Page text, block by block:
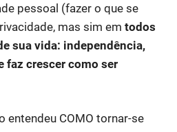
pessoal (fazer o que se
mas sim em todos
sua vida: independência,
faz crescer como ser
entendeu COMO tornar-se